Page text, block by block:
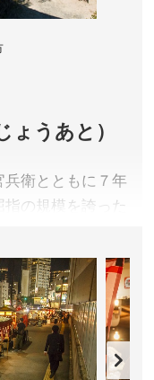
うあと）
衛とともに７年
の規模を誇った
)
番出口)より徒歩約